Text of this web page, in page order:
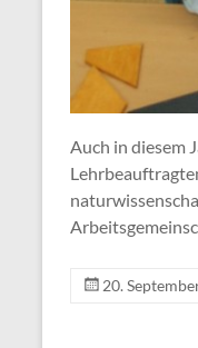
Auch in diesem
20.